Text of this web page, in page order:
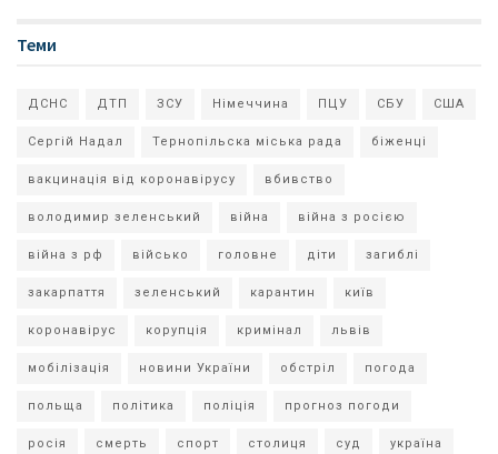
Теми
ДСНС ДТП ЗСУ Німеччина ПЦУ СБУ США
Сергій Надал Тернопільска міська рада біженці
вакцинація від коронавірусу вбивство
володимир зеленський війна війна з росією
війна з рф військо головне діти загиблі
закарпаття зеленський карантин київ
коронавірус корупція кримінал львів
мобілізація новини України обстріл погода
польща політика поліція прогноз погоди
росія смерть спорт столиця суд україна